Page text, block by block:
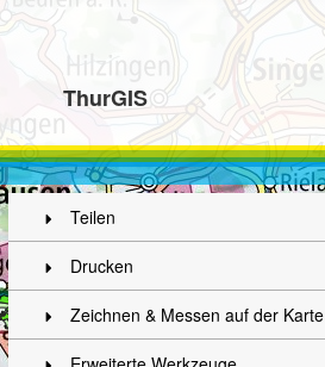
ThurGIS
Teilen
Drucken
Zeichnen & Messen auf der Karte